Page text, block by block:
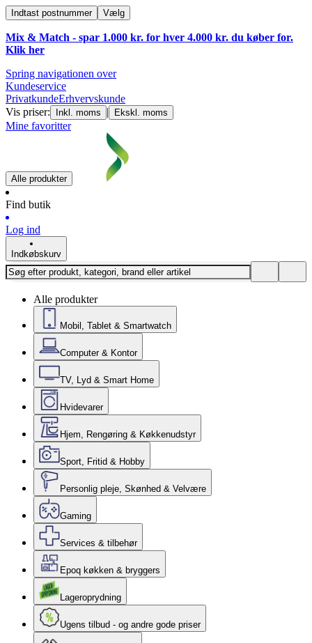
Indtast postnummer Vælg
Mix & Match - spar 1.000 kr. for hver 4.000 kr. du køber for.
Klik her
Spring navigationen over
Kundeservice
PrivatkundeErhvervskunde
Vis priser:
Inkl. moms | Ekskl. moms
Mine favoritter
Alle produkter
Find butik
Log ind
Indkøbskurv
Alle produkter
Mobil, Tablet & Smartwatch
Computer & Kontor
TV, Lyd & Smart Home
Hvidevarer
Hjem, Rengøring & Køkkenudstyr
Sport, Fritid & Hobby
Personlig pleje, Skønhed & Velvære
Gaming
Services & tilbehør
Epoq køkken & bryggers
Lageroprydning
Ugens tilbud - og andre gode priser